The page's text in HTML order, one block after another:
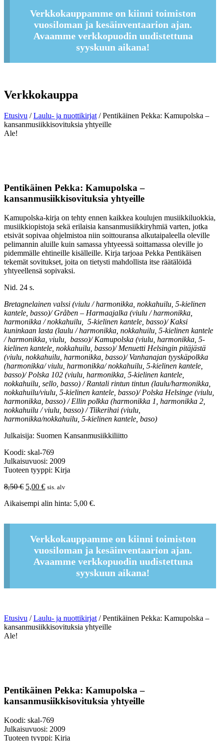
Verkkokauppamme on kiinni toimiston
vuosiloman ja kesäinventaarion ajan.
Avaamme verkkopuodin uudistettuna
syyskuun aikana!
Verkkokauppa
Etusivu /Laulu- ja nuottikirjat / Pentikäinen Pekka: Kamupolska –
kansanmusiikkisovituksia yhtyeille
Ale!
Pentikäinen Pekka: Kamupolska –
kansanmusiikkisovituksia yhtyeille
Kamupolska-kirja on tehty ennen kaikkea koulujen musiikkiluokkia,
musiikkiopistoja sekä erilaisia kansanmusiikkiryhmiä varten, jotka
etsivät sopivaa ohjelmistoa niin soittouransa alkutaipaleella oleville
pelimannin aluille kuin samassa yhtyeessä soittamassa oleville jo
pidemmälle ehtineille kisälleille. Kirja tarjoaa Pekka Pentikäisen
tekemät sovitukset, joita on tietysti mahdollista itse räätälöidä
yhtyeellensä sopivaksi.
Nid. 24 s.
Bretagnelainen valssi (viulu / harmonikka, nokkahuilu, 5-kielinen
kantele, basso)/ Gråben – Harmaajalka (viulu / harmonikka,
harmonikka / nokkahuilu, 5-kielinen kantele, basso)/ Kaksi
kuninkaan lasta (laulu / harmonikka, nokkahuilu, 5-kielinen kantele
/ harmonikka, viulu, basso)/ Kamupolska (viulu, harmonikka, 5-
kielinen kantele, nokkahuilu, basso)/ Menuetti Helsingin pitäjästä
(viulu, nokkahuilu, harmonikka, basso)/ Vanhanajan tyyskäpolkka
(harmonikka/ viulu, harmonikka/ nokkahuilu, 5-kielinen kantele,
basso)/ Polska 102 (viulu, harmonikka, 5-kielinen kantele,
nokkahuilu, sello, basso) / Rantali rintun tintun (laulu/harmonikka,
nokkahuilu/viulu, 5-kielinen kantele, basso)/ Polska Helsinge (viulu,
harmonikka, basso) / Ellin polkka (harmonikka 1, harmonikka 2,
nokkahuilu / viulu, basso) / Tiikerihai (viulu,
harmonikka/nokkahuilu, 5-kielinen kantele, baso)
Julkaisija: Suomen Kansanmusiikkiliitto
Koodi: skal-769
Julkaisuvuosi: 2009
Tuoteen tyyppi: Kirja
8,50€ Alkuperäinen
oli:
5,00 €Nykyinen
on:
sis. alv
Aikaisempi alin hinta: 5,00 €.
Verkkokauppamme on kiinni toimiston
vuosiloman ja kesäinventaarion ajan.
Avaamme verkkopuodin uudistettuna
syyskuun aikana!
Etusivu /Laulu- ja nuottikirjat/ Pentikäinen Pekka: Kamupolska –
kansanmusiikkisovituksia yhtyeille
Ale!
Pentikäinen Pekka: Kamupolska –
kansanmusiikkisovituksia yhtyeille
Koodi: skal-769
Julkaisuvuosi: 2009
Tuoteen tyyppi: Kirja